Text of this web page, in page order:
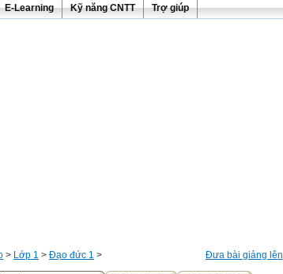
E-Learning Kỹ năng CNTT Trợ giúp
Đưa bài giảng lên
> Lớp 1 > Đạo đức 1 >